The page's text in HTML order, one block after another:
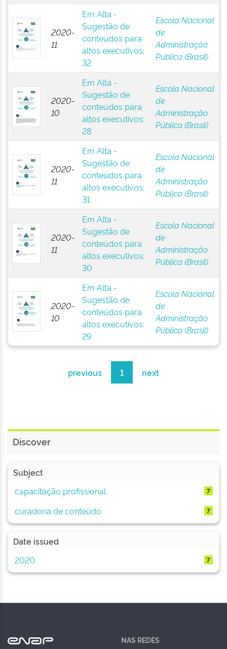
2020-
11
Em Alta -
Sugestão de
conteúdos para
altos executivos:
32
Escola Nacional
de
Administração
Pública (Brasil)
2020-
10
Em Alta -
Sugestão de
conteúdos para
altos executivos:
28
Escola Nacional
de
Administração
Pública (Brasil)
2020-
11
Em Alta -
Sugestão de
conteúdos para
altos executivos:
31
Escola Nacional
de
Administração
Pública (Brasil)
2020-
11
Em Alta -
Sugestão de
conteúdos para
altos executivos:
30
Escola Nacional
de
Administração
Pública (Brasil)
2020-
10
Em Alta -
Sugestão de
conteúdos para
altos executivos:
29
Escola Nacional
de
Administração
Pública (Brasil)
previous 1 next
Discover
Subject
capacitação profissional
7
curadoria de conteúdo 7
Date issued
2020
7
NAS REDES